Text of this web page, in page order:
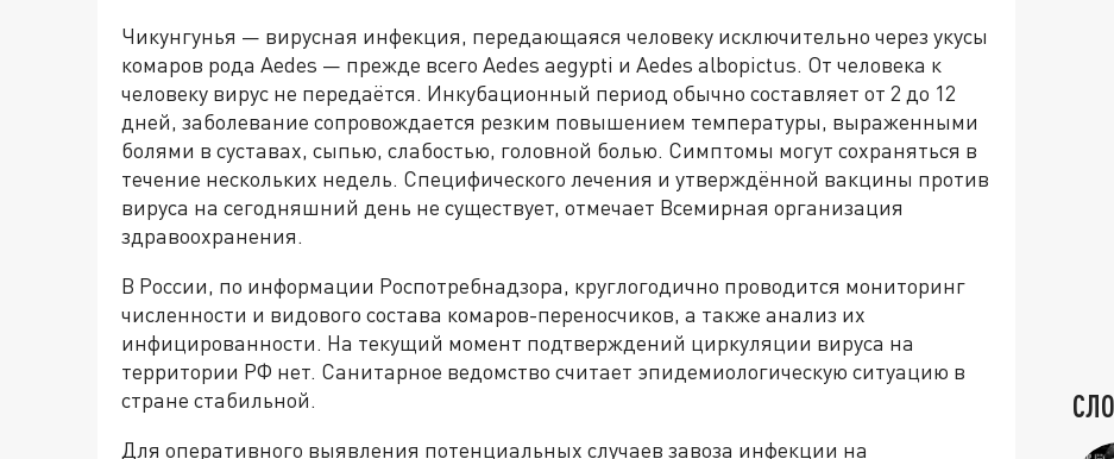
Чикунгунья — вирусная инфекция, передающаяся человеку исключительно через укусы
комаров рода Aedes — прежде всего Aedes aegypti и Aedes albopictus. От человека к
человеку вирус не передаётся. Инкубационный период обычно составляет от 2 до 12
дней, заболевание сопровождается резким повышением температуры, выраженными
болями в суставах, сыпью, слабостью, головной болью. Симптомы могут сохраняться в
течение нескольких недель. Специфического лечения и утверждённой вакцины против
вируса на сегодняшний день не существует, отмечает Всемирная организация
здравоохранения.
В России, по информации Роспотребнадзора, круглогодично проводится мониторинг
численности и видового состава комаров-переносчиков, а также анализ их
инфицированности. На текущий момент подтверждений циркуляции вируса на
территории РФ нет. Санитарное ведомство считает эпидемиологическую ситуацию в
стране стабильной.
Для оперативного выявления потенциальных случаев завоза инфекции на